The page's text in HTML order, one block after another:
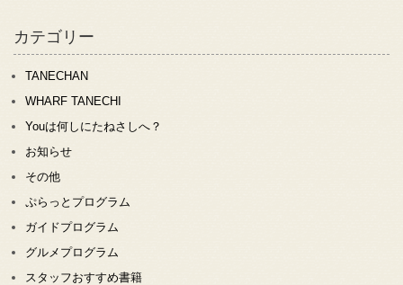
カテゴリー
TANECHAN
WHARF TANECHI
Youは何しにたねさしへ？
お知らせ
その他
ぷらっとプログラム
ガイドプログラム
グルメプログラム
スタッフおすすめ書籍